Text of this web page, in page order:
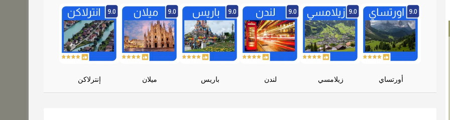
أورتساي زيلامسي لندن باريس ميلان إنترلاكن